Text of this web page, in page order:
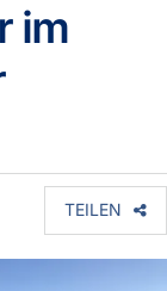
im
TEILEN